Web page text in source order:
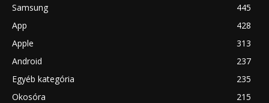
Samsung
445
App
428
Apple
313
Android
237
Egyéb kategória
235
Okosóra
215